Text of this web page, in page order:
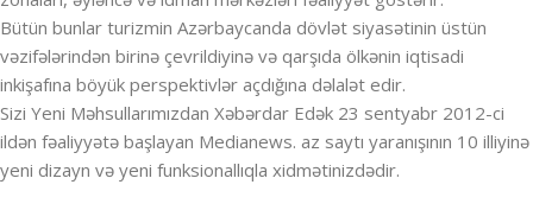
Bütün bunlar turizmin Azərbaycanda dövlət siyasətinin üstün
vəzifələrindən birinə çevrildiyinə və qarşıda ölkənin iqtisadi
inkişafına böyük perspektivlər açdığına dəlalət edir.
Sizi Yeni Məhsullarımızdan Xəbərdar Edək 23 sentyabr 2012-ci
ildən fəaliyyətə başlayan Medianews. az saytı yaranışının 10 illiyinə
yeni dizayn və yeni funksionallıqla xidmətinizdədir.